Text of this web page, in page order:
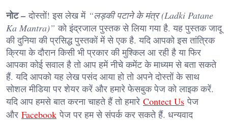
नोट – दोस्तों! इस लेख में “लड़की पटाने के मंत्र (Ladki Patane
Ka Mantra)” को इंद्रजाल पुस्तक से लिया गया है. यह पुस्तक जादू
की दुनिया की प्रसिद्ध पुस्तकों में से एक है. यदि आपको इस तांत्रिक
क्रिया के दौरान किसी भी प्रकार की मुश्किल आ रही है या फिर
आपका कोई सवाल है तो आप हमें नीचे कमेंट के माध्यम से बता सकते
हैं. यदि आपको यह लेख पसंद आया हो तो अपने दोस्तों के साथ
सोशल मीडिया पर शेयर करें और हमारे फेसबुक पेज को लाइक करें.
यदि आप हमसे बात करना चाहते हैं तो हमारे Contect Us पेज
और Facebook पेज पर हम से संपर्क कर सकते हैं. धन्यवाद